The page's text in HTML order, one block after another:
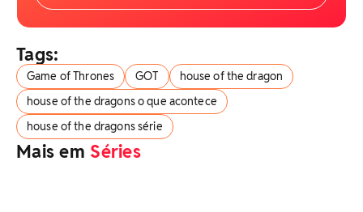
Tags:
Game of Thrones GOT
house of the dragon
house of the dragons o que acontece
house of the dragons série
Mais em Séries